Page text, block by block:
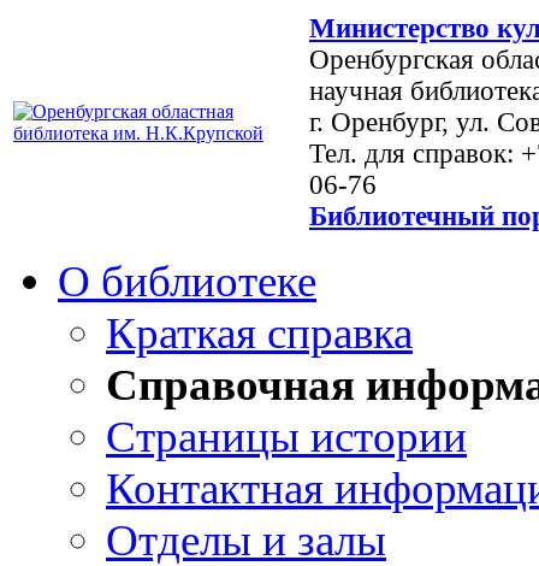
Министерство
Оренбургская
научная
г. Оренбург, ул.
Тел. для справок:
06-76
Библиотечный
О библиотеке
Краткая справка
Справочная
Страницы истории
Контактная
Отделы и залы